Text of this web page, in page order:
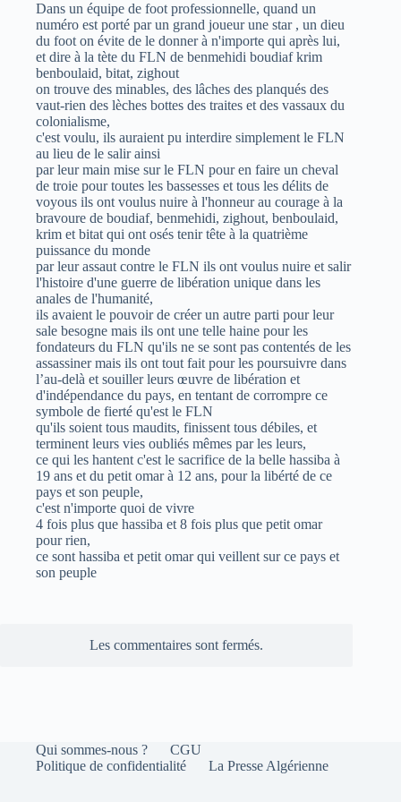
Dans un équipe de foot professionnelle, quand un
numéro est porté par un grand joueur une star , un dieu
du foot on évite de le donner à n'importe qui après lui,
et dire à la tète du FLN de benmehidi boudiaf krim
benboulaid, bitat, zighout
on trouve des minables, des lâches des planqués des
vaut-rien des lèches bottes des traites et des vassaux du
colonialisme,
c'est voulu, ils auraient pu interdire simplement le FLN
au lieu de le salir ainsi
par leur main mise sur le FLN pour en faire un cheval
de troie pour toutes les bassesses et tous les délits de
voyous ils ont voulus nuire à l'honneur au courage à la
bravoure de boudiaf, benmehidi, zighout, benboulaid,
krim et bitat qui ont osés tenir tête à la quatrième
puissance du monde
par leur assaut contre le FLN ils ont voulus nuire et salir
l'histoire d'une guerre de libération unique dans les
anales de l'humanité,
ils avaient le pouvoir de créer un autre parti pour leur
sale besogne mais ils ont une telle haine pour les
fondateurs du FLN qu'ils ne se sont pas contentés de les
assassiner mais ils ont tout fait pour les poursuivre dans
l’au-delà et souiller leurs œuvre de libération et
d'indépendance du pays, en tentant de corrompre ce
symbole de fierté qu'est le FLN
qu'ils soient tous maudits, finissent tous débiles, et
terminent leurs vies oubliés mêmes par les leurs,
ce qui les hantent c'est le sacrifice de la belle hassiba à
19 ans et du petit omar à 12 ans, pour la libérté de ce
pays et son peuple,
c'est n'importe quoi de vivre
4 fois plus que hassiba et 8 fois plus que petit omar
pour rien,
ce sont hassiba et petit omar qui veillent sur ce pays et
son peuple
Les commentaires sont fermés.
Qui sommes-nous ?
CGU
Politique de confidentialité
La Presse Algérienne